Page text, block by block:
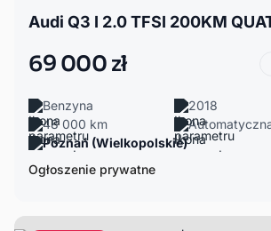
Audi Q3 I 2.0 TFSI 200KM
69 000 zł
Benzyna
2018
48 000 km
Poznań (Wielkopolskie)
Ogłoszenie prywatne